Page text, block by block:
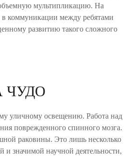
мультипликацию. На
в коммуникации между ребятами
развитию такого сложного
ЧУДО
уличному освещению. Работа над
поврежденного спинного мозга.
раковины. Это лишь несколько
и значимой научной деятельности,